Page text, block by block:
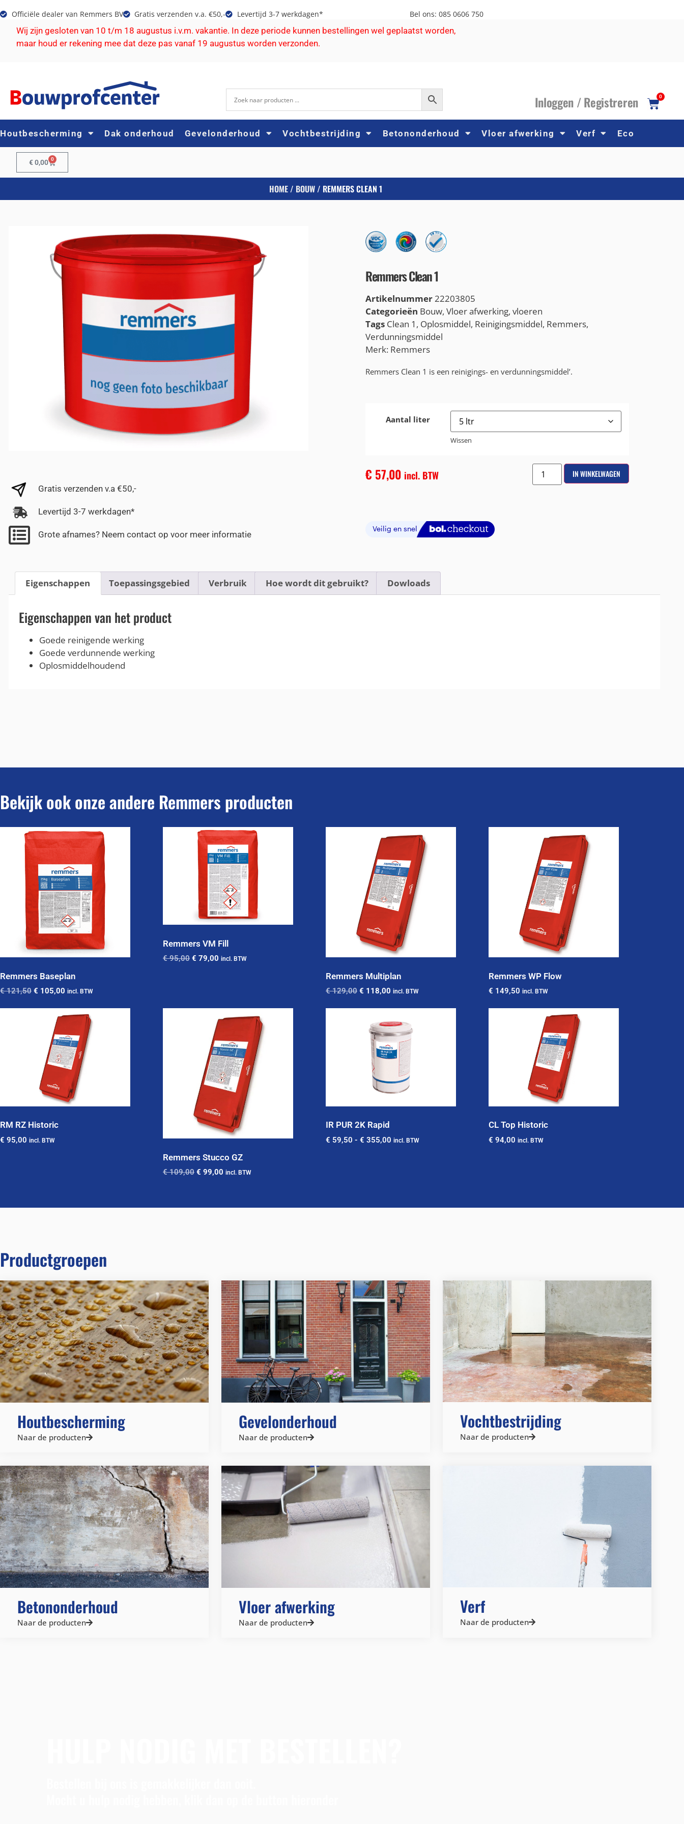
Officiële dealer van Remmers BV Gratis verzenden v.a. €50,- Levertijd 3-7 werkdagen* Bel ons: 085 0606 750
Wij zijn gesloten van 10 t/m 18 augustus i.v.m. vakantie. In deze periode kunnen bestellingen wel geplaatst worden,
maar houd er rekening mee dat deze pas vanaf 19 augustus worden verzonden.
Inloggen /Registreren 0
Houtbescherming Dak onderhoud Gevelonderhoud Vochtbestrijding Betononderhoud Vloer afwerking Verf Eco
€0,00 0
HOME/ BOUW/ REMMERS CLEAN 1
Gratis verzenden v.a €50,-
Levertijd 3-7 werkdagen*
Grote afnames? Neem contact op voor meer informatie
Remmers Clean 1
Artikelnummer22203805
Categorieën Bouw, Vloer afwerking, vloeren
Tags Clean 1 , Oplosmiddel, Reinigingsmiddel, Remmers,
Verdunningsmiddel
Merk: Remmers
Remmers Clean 1 is een reinigings- en verdunningsmiddel’.
Aantal liter
Wissen
€ 57,00 incl. BTW IN WINKELWAGEN
Eigenschappen Toepassingsgebied Verbruik Hoe wordt dit gebruikt? Dowloads
Eigenschappen van het product
Goede reinigende werking
Goede verdunnende werking
Oplosmiddelhoudend
Bekijk ook onze andere Remmers producten
Remmers Baseplan
€121,50 € 105,00 incl. BTW
Remmers VM Fill
€95,00 € 79,00 incl. BTW
Remmers Multiplan
€129,00 € 118,00 incl. BTW
Remmers WP Flow
€ 149,50 incl. BTW
RM RZ Historic
€ 95,00 incl. BTW
Remmers Stucco GZ
€109,00 € 99,00 incl. BTW
IR PUR 2K Rapid
€ 59,50 - € 355,00 incl. BTW
CL Top Historic
€ 94,00 incl. BTW
Productgroepen
Houtbescherming
Naar de producten
Gevelonderhoud
Naar de producten
Vochtbestrijding
Naar de producten
Betononderhoud
Naar de producten
Vloer afwerking
Naar de producten
Verf
Naar de producten